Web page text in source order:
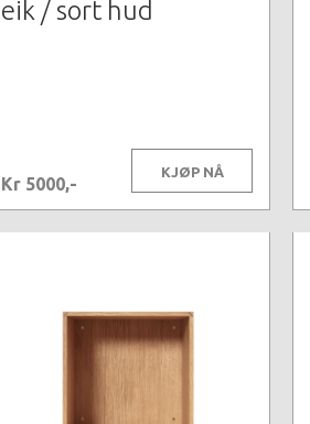
eik / sort hud
Kr 5000,-
KJØP NÅ